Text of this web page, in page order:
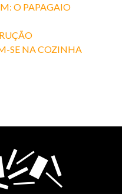
O PAPAGAIO
SE NA COZINHA